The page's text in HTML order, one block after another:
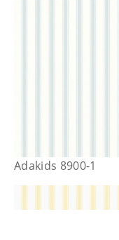
Adakids 8900-1